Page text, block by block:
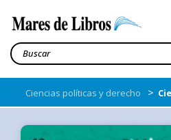
Ciencias políticas y derecho >